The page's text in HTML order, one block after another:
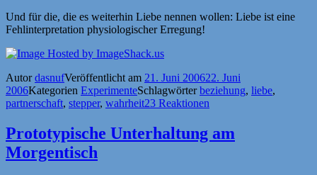
Und für die, die es weiterhin Liebe nennen wollen: Liebe ist eine
Fehlinterpretation physiologischer Erregung!
AutordasnufVeröffentlicht am 21. Juni 200622. Juni
2006Kategorien ExperimenteSchlagwörterbeziehung, liebe,
partnerschaft, stepper, wahrheit23 Reaktionen
Prototypische Unterhaltung am
Morgentisch